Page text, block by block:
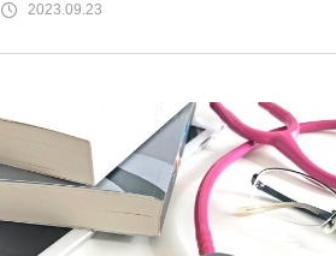
2023.09.23